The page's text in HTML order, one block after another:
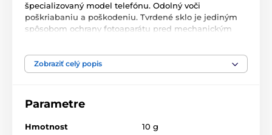
špecializovaný model telefónu. Odolný voči
poškriabaniu a poškodeniu. Tvrdené sklo je jediným
spôsobom ochrany fotoaparátu pred mechanickým
predmetmi, ako sú napríklad kľúče v kabelke, a chráni
fotoaparát pred poškodením pri páde. Sklo nemá
takmer nepostrehnuteľné. Súčasťou balenia je tvrdené
sklo na fotoaparát a súprava na uľahčenie vlastnej
Zobraziť celý popis
Parametre
Hmotnost 10 g